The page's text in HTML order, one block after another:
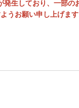
生しており、一部の
うお願い申し上げます